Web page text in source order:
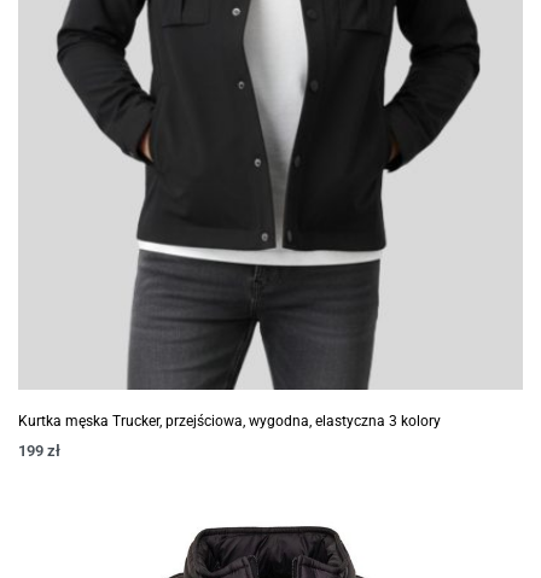
Kurtka męska Trucker, przejściowa, wygodna, elastyczna 3 kolory
199 zł